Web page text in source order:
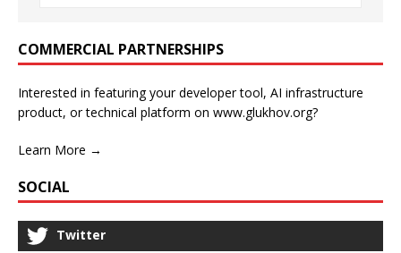
COMMERCIAL PARTNERSHIPS
Interested in featuring your developer tool, AI infrastructure
product, or technical platform on www.glukhov.org?
Learn More →
SOCIAL
Twitter